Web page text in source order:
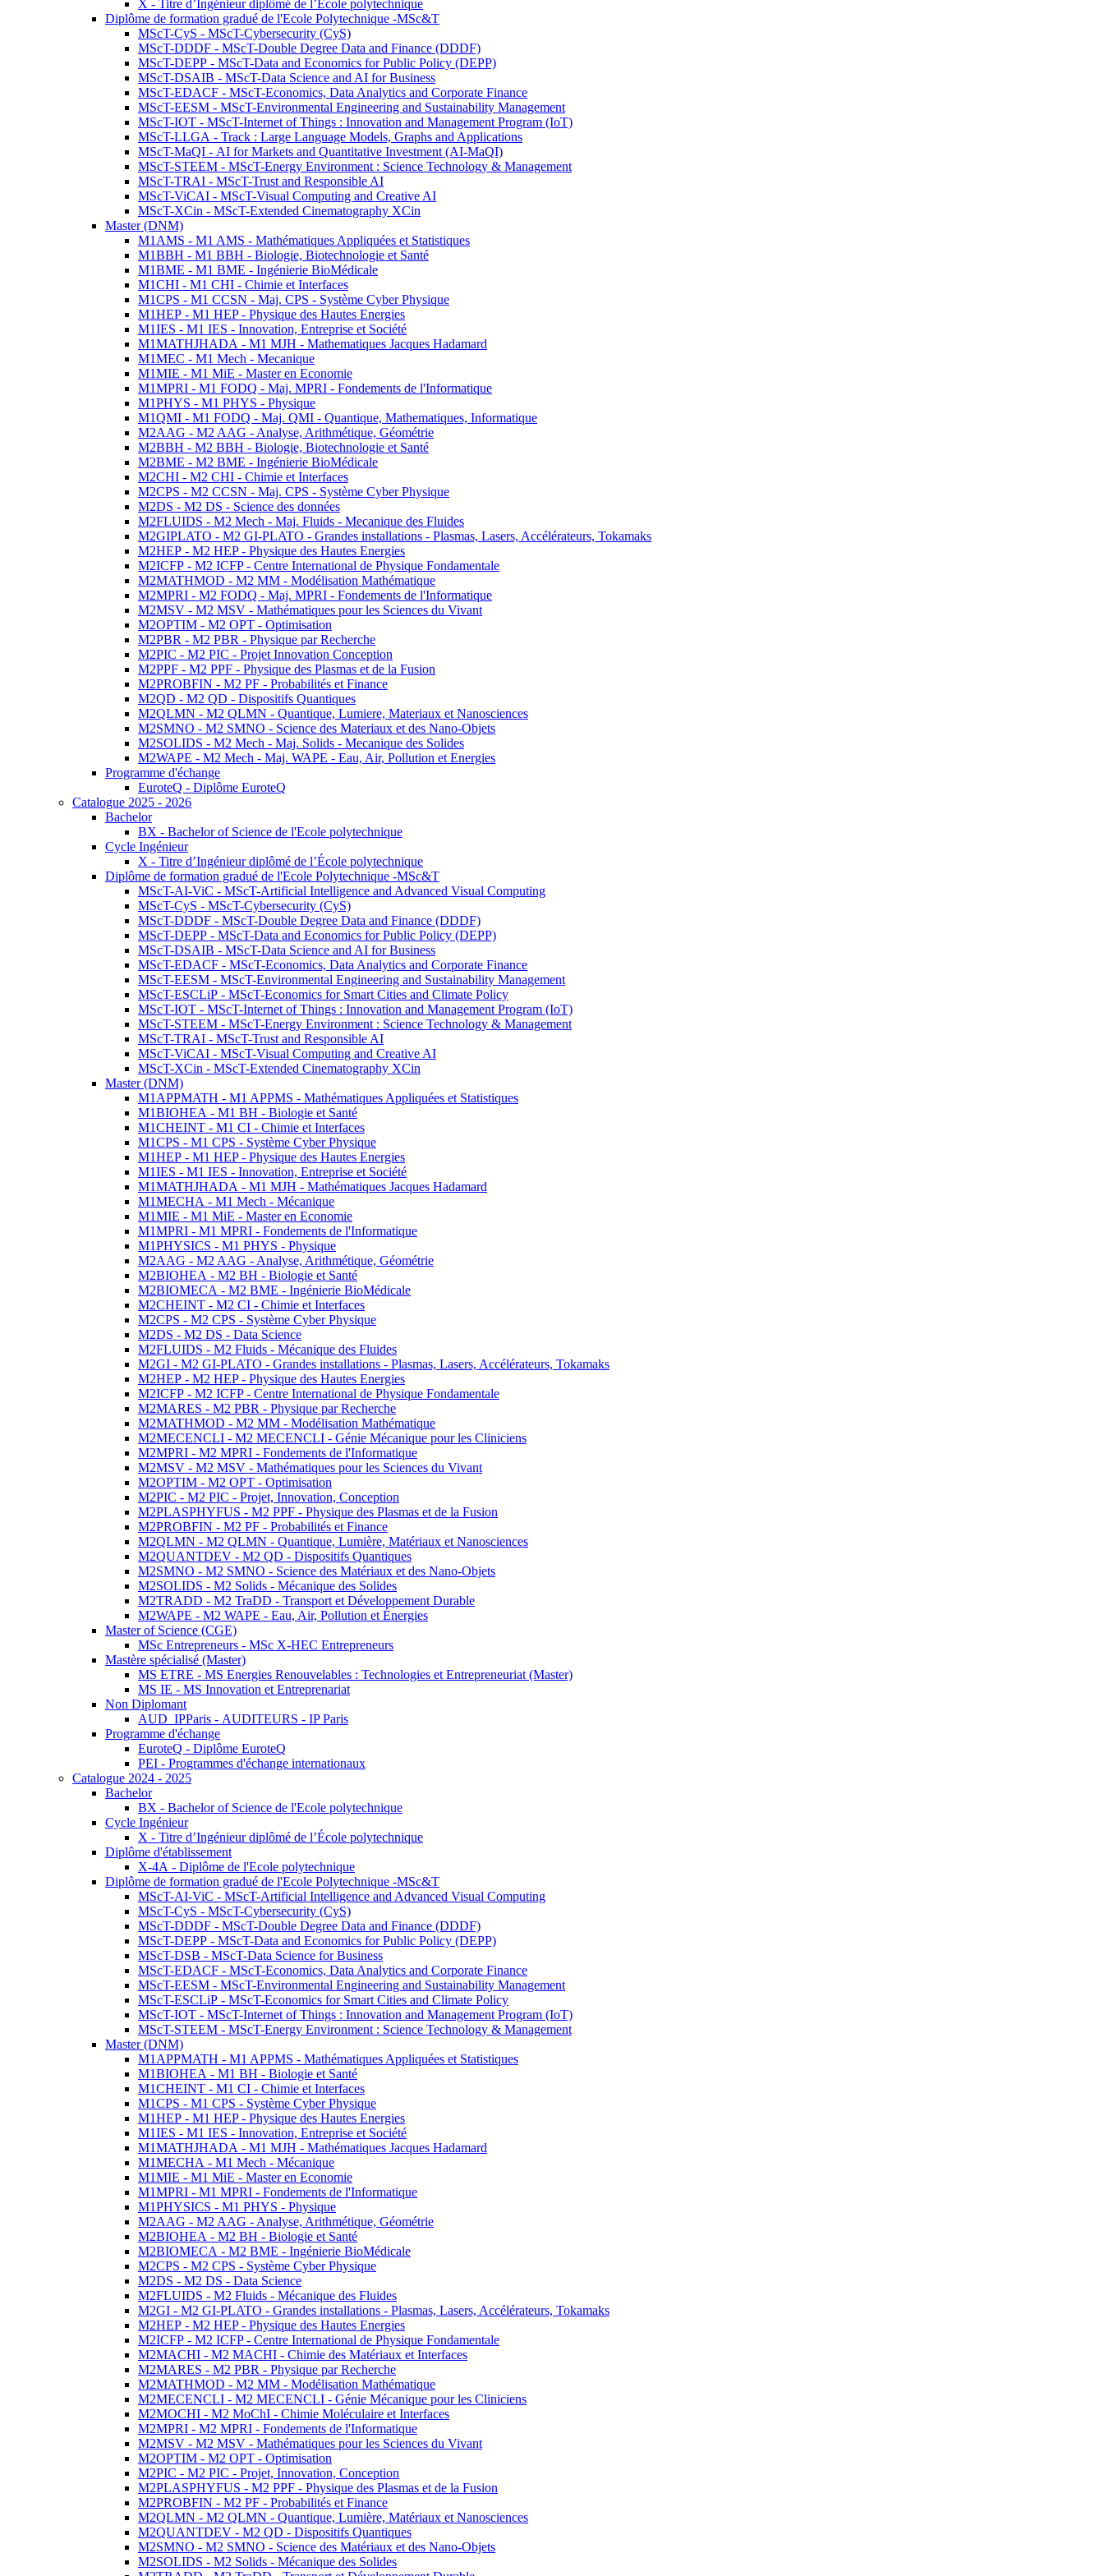
X - Titre d’Ingénieur diplômé de l’École polytechnique
Diplôme de formation gradué de l'Ecole Polytechnique -MSc&T
MScT-CyS - MScT-Cybersecurity (CyS)
MScT-DDDF - MScT-Double Degree Data and Finance (DDDF)
MScT-DEPP - MScT-Data and Economics for Public Policy (DEPP)
MScT-DSAIB - MScT-Data Science and AI for Business
MScT-EDACF - MScT-Economics, Data Analytics and Corporate Finance
MScT-EESM - MScT-Environmental Engineering and Sustainability Management
MScT-IOT - MScT-Internet of Things : Innovation and Management Program (IoT)
MScT-LLGA - Track : Large Language Models, Graphs and Applications
MScT-MaQI - AI for Markets and Quantitative Investment (AI-MaQI)
MScT-STEEM - MScT-Energy Environment : Science Technology & Management
MScT-TRAI - MScT-Trust and Responsible AI
MScT-ViCAI - MScT-Visual Computing and Creative AI
MScT-XCin - MScT-Extended Cinematography XCin
Master (DNM)
M1AMS - M1 AMS - Mathématiques Appliquées et Statistiques
M1BBH - M1 BBH - Biologie, Biotechnologie et Santé
M1BME - M1 BME - Ingénierie BioMédicale
M1CHI - M1 CHI - Chimie et Interfaces
M1CPS - M1 CCSN - Maj. CPS - Système Cyber Physique
M1HEP - M1 HEP - Physique des Hautes Energies
M1IES - M1 IES - Innovation, Entreprise et Société
M1MATHJHADA - M1 MJH - Mathematiques Jacques Hadamard
M1MEC - M1 Mech - Mecanique
M1MIE - M1 MiE - Master en Economie
M1MPRI - M1 FODQ - Maj. MPRI - Fondements de l'Informatique
M1PHYS - M1 PHYS - Physique
M1QMI - M1 FODQ - Maj. QMI - Quantique, Mathematiques, Informatique
M2AAG - M2 AAG - Analyse, Arithmétique, Géométrie
M2BBH - M2 BBH - Biologie, Biotechnologie et Santé
M2BME - M2 BME - Ingénierie BioMédicale
M2CHI - M2 CHI - Chimie et Interfaces
M2CPS - M2 CCSN - Maj. CPS - Système Cyber Physique
M2DS - M2 DS - Science des données
M2FLUIDS - M2 Mech - Maj. Fluids - Mecanique des Fluides
M2GIPLATO - M2 GI-PLATO - Grandes installations - Plasmas, Lasers, Accélérateurs, Tokamaks
M2HEP - M2 HEP - Physique des Hautes Energies
M2ICFP - M2 ICFP - Centre International de Physique Fondamentale
M2MATHMOD - M2 MM - Modélisation Mathématique
M2MPRI - M2 FODQ - Maj. MPRI - Fondements de l'Informatique
M2MSV - M2 MSV - Mathématiques pour les Sciences du Vivant
M2OPTIM - M2 OPT - Optimisation
M2PBR - M2 PBR - Physique par Recherche
M2PIC - M2 PIC - Projet Innovation Conception
M2PPF - M2 PPF - Physique des Plasmas et de la Fusion
M2PROBFIN - M2 PF - Probabilités et Finance
M2QD - M2 QD - Dispositifs Quantiques
M2QLMN - M2 QLMN - Quantique, Lumiere, Materiaux et Nanosciences
M2SMNO - M2 SMNO - Science des Materiaux et des Nano-Objets
M2SOLIDS - M2 Mech - Maj. Solids - Mecanique des Solides
M2WAPE - M2 Mech - Maj. WAPE - Eau, Air, Pollution et Energies
Programme d'échange
EuroteQ - Diplôme EuroteQ
Catalogue 2025 - 2026
Bachelor
BX - Bachelor of Science de l'Ecole polytechnique
Cycle Ingénieur
X - Titre d’Ingénieur diplômé de l’École polytechnique
Diplôme de formation gradué de l'Ecole Polytechnique -MSc&T
MScT-AI-ViC - MScT-Artificial Intelligence and Advanced Visual Computing
MScT-CyS - MScT-Cybersecurity (CyS)
MScT-DDDF - MScT-Double Degree Data and Finance (DDDF)
MScT-DEPP - MScT-Data and Economics for Public Policy (DEPP)
MScT-DSAIB - MScT-Data Science and AI for Business
MScT-EDACF - MScT-Economics, Data Analytics and Corporate Finance
MScT-EESM - MScT-Environmental Engineering and Sustainability Management
MScT-ESCLiP - MScT-Economics for Smart Cities and Climate Policy
MScT-IOT - MScT-Internet of Things : Innovation and Management Program (IoT)
MScT-STEEM - MScT-Energy Environment : Science Technology & Management
MScT-TRAI - MScT-Trust and Responsible AI
MScT-ViCAI - MScT-Visual Computing and Creative AI
MScT-XCin - MScT-Extended Cinematography XCin
Master (DNM)
M1APPMATH - M1 APPMS - Mathématiques Appliquées et Statistiques
M1BIOHEA - M1 BH - Biologie et Santé
M1CHEINT - M1 CI - Chimie et Interfaces
M1CPS - M1 CPS - Système Cyber Physique
M1HEP - M1 HEP - Physique des Hautes Energies
M1IES - M1 IES - Innovation, Entreprise et Société
M1MATHJHADA - M1 MJH - Mathématiques Jacques Hadamard
M1MECHA - M1 Mech - Mécanique
M1MIE - M1 MiE - Master en Economie
M1MPRI - M1 MPRI - Fondements de l'Informatique
M1PHYSICS - M1 PHYS - Physique
M2AAG - M2 AAG - Analyse, Arithmétique, Géométrie
M2BIOHEA - M2 BH - Biologie et Santé
M2BIOMECA - M2 BME - Ingénierie BioMédicale
M2CHEINT - M2 CI - Chimie et Interfaces
M2CPS - M2 CPS - Système Cyber Physique
M2DS - M2 DS - Data Science
M2FLUIDS - M2 Fluids - Mécanique des Fluides
M2GI - M2 GI-PLATO - Grandes installations - Plasmas, Lasers, Accélérateurs, Tokamaks
M2HEP - M2 HEP - Physique des Hautes Energies
M2ICFP - M2 ICFP - Centre International de Physique Fondamentale
M2MARES - M2 PBR - Physique par Recherche
M2MATHMOD - M2 MM - Modélisation Mathématique
M2MECENCLI - M2 MECENCLI - Génie Mécanique pour les Cliniciens
M2MPRI - M2 MPRI - Fondements de l'Informatique
M2MSV - M2 MSV - Mathématiques pour les Sciences du Vivant
M2OPTIM - M2 OPT - Optimisation
M2PIC - M2 PIC - Projet, Innovation, Conception
M2PLASPHYFUS - M2 PPF - Physique des Plasmas et de la Fusion
M2PROBFIN - M2 PF - Probabilités et Finance
M2QLMN - M2 QLMN - Quantique, Lumière, Matériaux et Nanosciences
M2QUANTDEV - M2 QD - Dispositifs Quantiques
M2SMNO - M2 SMNO - Science des Matériaux et des Nano-Objets
M2SOLIDS - M2 Solids - Mécanique des Solides
M2TRADD - M2 TraDD - Transport et Développement Durable
M2WAPE - M2 WAPE - Eau, Air, Pollution et Énergies
Master of Science (CGE)
MSc Entrepreneurs - MSc X-HEC Entrepreneurs
Mastère spécialisé (Master)
MS ETRE - MS Energies Renouvelables : Technologies et Entrepreneuriat (Master)
MS IE - MS Innovation et Entreprenariat
Non Diplomant
AUD_IPParis - AUDITEURS - IP Paris
Programme d'échange
EuroteQ - Diplôme EuroteQ
PEI - Programmes d'échange internationaux
Catalogue 2024 - 2025
Bachelor
BX - Bachelor of Science de l'Ecole polytechnique
Cycle Ingénieur
X - Titre d’Ingénieur diplômé de l’École polytechnique
Diplôme d'établissement
X-4A - Diplôme de l'Ecole polytechnique
Diplôme de formation gradué de l'Ecole Polytechnique -MSc&T
MScT-AI-ViC - MScT-Artificial Intelligence and Advanced Visual Computing
MScT-CyS - MScT-Cybersecurity (CyS)
MScT-DDDF - MScT-Double Degree Data and Finance (DDDF)
MScT-DEPP - MScT-Data and Economics for Public Policy (DEPP)
MScT-DSB - MScT-Data Science for Business
MScT-EDACF - MScT-Economics, Data Analytics and Corporate Finance
MScT-EESM - MScT-Environmental Engineering and Sustainability Management
MScT-ESCLiP - MScT-Economics for Smart Cities and Climate Policy
MScT-IOT - MScT-Internet of Things : Innovation and Management Program (IoT)
MScT-STEEM - MScT-Energy Environment : Science Technology & Management
Master (DNM)
M1APPMATH - M1 APPMS - Mathématiques Appliquées et Statistiques
M1BIOHEA - M1 BH - Biologie et Santé
M1CHEINT - M1 CI - Chimie et Interfaces
M1CPS - M1 CPS - Système Cyber Physique
M1HEP - M1 HEP - Physique des Hautes Energies
M1IES - M1 IES - Innovation, Entreprise et Société
M1MATHJHADA - M1 MJH - Mathématiques Jacques Hadamard
M1MECHA - M1 Mech - Mécanique
M1MIE - M1 MiE - Master en Economie
M1MPRI - M1 MPRI - Fondements de l'Informatique
M1PHYSICS - M1 PHYS - Physique
M2AAG - M2 AAG - Analyse, Arithmétique, Géométrie
M2BIOHEA - M2 BH - Biologie et Santé
M2BIOMECA - M2 BME - Ingénierie BioMédicale
M2CPS - M2 CPS - Système Cyber Physique
M2DS - M2 DS - Data Science
M2FLUIDS - M2 Fluids - Mécanique des Fluides
M2GI - M2 GI-PLATO - Grandes installations - Plasmas, Lasers, Accélérateurs, Tokamaks
M2HEP - M2 HEP - Physique des Hautes Energies
M2ICFP - M2 ICFP - Centre International de Physique Fondamentale
M2MACHI - M2 MACHI - Chimie des Matériaux et Interfaces
M2MARES - M2 PBR - Physique par Recherche
M2MATHMOD - M2 MM - Modélisation Mathématique
M2MECENCLI - M2 MECENCLI - Génie Mécanique pour les Cliniciens
M2MOCHI - M2 MoChI - Chimie Moléculaire et Interfaces
M2MPRI - M2 MPRI - Fondements de l'Informatique
M2MSV - M2 MSV - Mathématiques pour les Sciences du Vivant
M2OPTIM - M2 OPT - Optimisation
M2PIC - M2 PIC - Projet, Innovation, Conception
M2PLASPHYFUS - M2 PPF - Physique des Plasmas et de la Fusion
M2PROBFIN - M2 PF - Probabilités et Finance
M2QLMN - M2 QLMN - Quantique, Lumière, Matériaux et Nanosciences
M2QUANTDEV - M2 QD - Dispositifs Quantiques
M2SMNO - M2 SMNO - Science des Matériaux et des Nano-Objets
M2SOLIDS - M2 Solids - Mécanique des Solides